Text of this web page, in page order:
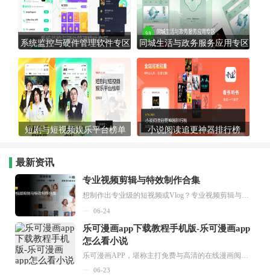
系统监控与硬件管理软件专区 同城生活与政务服务应用专区
短剧与短视频娱乐平台榜单 小说阅读追更神器排行榜
最新资讯
专业视频剪辑与特效制作合集
想制作出专业级的短视频或Vlog？专业视频剪辑与特效制作大全专题为你提供了从剪辑、抠像到特效包装的全套解决方案。无论是添加炫酷的片头、进行精准的视频抠图，还是制...
06-24
乐可漫画app下载教程手机版-乐可漫画app
怎么看小说
乐可漫画APP，堪称主打免费与高清的在线漫画阅读神器。其官方版提供海量完整版漫画资源，无论是国内漫画，还是日漫、韩漫、台漫、美漫等国外漫画，应有尽有，随时供你阅读。只需轻点一下，便能直接进入阅读界面。不仅如此，乐可漫画最新版本更新速度极快，在这里，你总能抢先看到全网一手漫画章节内容！...
06-23